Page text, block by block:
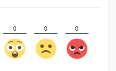
0 0 0